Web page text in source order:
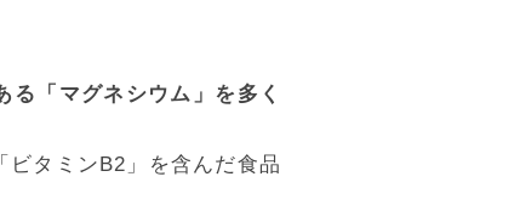
「マグネシウム」を多く
「ビタミンB2」
を含んだ食品